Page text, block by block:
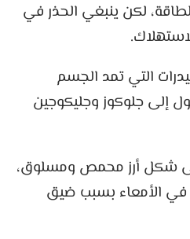
لكن ينبغي الحذر في
التي تمد الجسم
إلى جلوكوز وجليكوجين
على شكل أرز محمص ومسلوق،
في الأمعاء بسبب ضيق